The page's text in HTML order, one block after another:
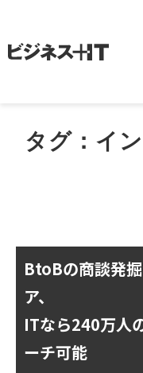
アンケート調査がしたい
媒体資料ダウンロード
企画資料ダウンロード
タグ：イ
BtoBの商談発
ITなら240万人
ーチ可能